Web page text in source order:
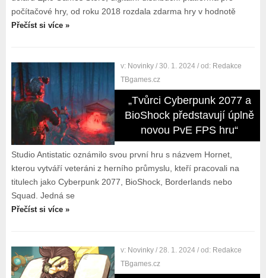
počítačové hry, od roku 2018 rozdala zdarma hry v hodnotě
Přečíst si více »
v: Novinky / 30. 1. 2024 / od: Redakce
TBgames.cz
„Tvůrci Cyberpunk 2077 a
BioShock představují úplně
novou PvE FPS hru“
Studio Antistatic oznámilo svou první hru s názvem Hornet,
kterou vytváří veteráni z herního průmyslu, kteří pracovali na
titulech jako Cyberpunk 2077, BioShock, Borderlands nebo
Squad. Jedná se
Přečíst si více »
v: Novinky / 28. 1. 2024 / od: Redakce
TBgames.cz